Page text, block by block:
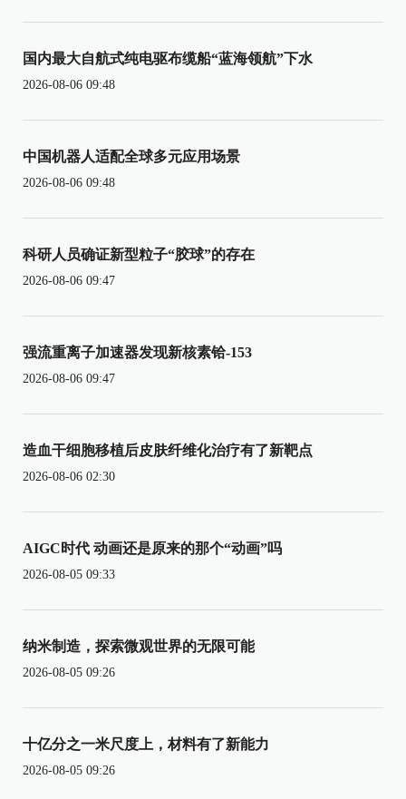
国内最大自航式纯电驱布缆船“蓝海领航”下水
2026-08-06 09:48
中国机器人适配全球多元应用场景
2026-08-06 09:48
科研人员确证新型粒子“胶球”的存在
2026-08-06 09:47
强流重离子加速器发现新核素铪-153
2026-08-06 09:47
造血干细胞移植后皮肤纤维化治疗有了新靶点
2026-08-06 02:30
AIGC时代 动画还是原来的那个“动画”吗
2026-08-05 09:33
纳米制造，探索微观世界的无限可能
2026-08-05 09:26
十亿分之一米尺度上，材料有了新能力
2026-08-05 09:26